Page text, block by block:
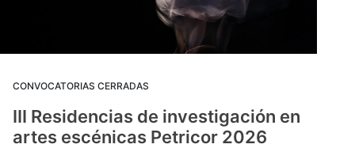
CONVOCATORIAS CERRADAS
III Residencias de investigación en
artes escénicas Petricor 2026